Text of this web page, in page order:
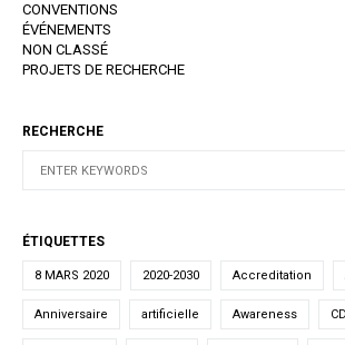
CONVENTIONS
ÉVÉNEMENTS
NON CLASSÉ
PROJETS DE RECHERCHE
RECHERCHE
ÉTIQUETTES
8 MARS 2020 2020-2030 Accreditation
Anniversaire artificielle Awareness